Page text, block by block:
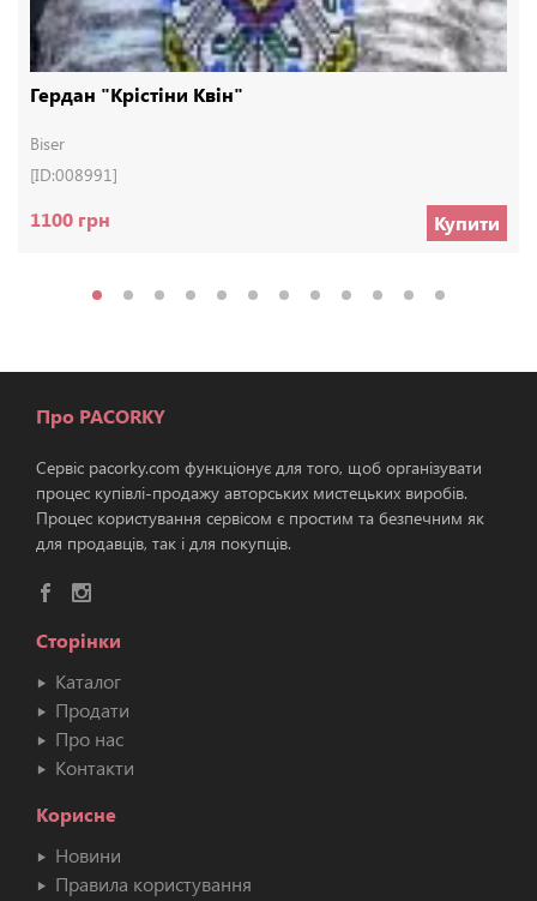
Гердан "Крістіни Квін"
Biser
[ID:008991]
1100 грн Купити
Про PACORKY
Сервіс pacorky.com функціонує для того, щоб організувати
процес купівлі-продажу авторських мистецьких виробів.
Процес користування сервісом є простим та безпечним як
для продавців, так і для покупців.
Сторінки
Каталог
Продати
Про нас
Контакти
Корисне
Новини
Правила користування